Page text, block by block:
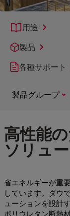
用途
製品
各種サポート
製品グループ
高性能
ソリュ
省エネルギーが重
しています。ダウ
ューションを設計
ポリウレタン断熱